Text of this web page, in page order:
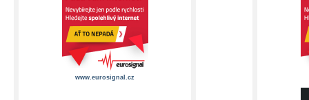
www.eurosignal.cz